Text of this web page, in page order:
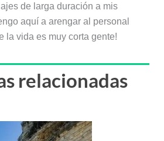
de larga duración a mis
aquí a arengar al personal
la vida es muy corta gente!
relacionadas